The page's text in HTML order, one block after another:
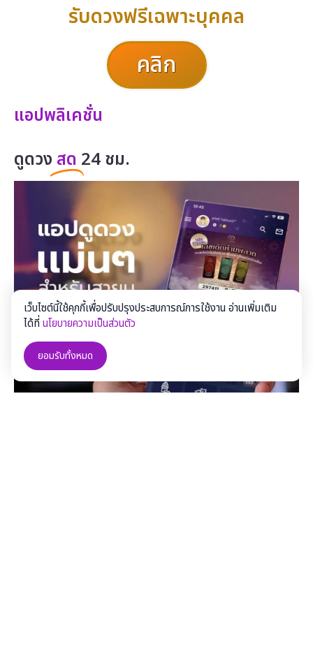
รับดวงฟรีเฉพาะบุคคล
คลิก
แอปพลิเคชั่น
ดูดวง สด 24 ชม.
เว็บไซต์นี้ใช้คุกกี้เพื่อปรับปรุงประสบการณ์การใช้งาน อ่านเพิ่มเติม
ได้ที่นโยบายความเป็นส่วนตัว
ยอมรับทั้งหมด